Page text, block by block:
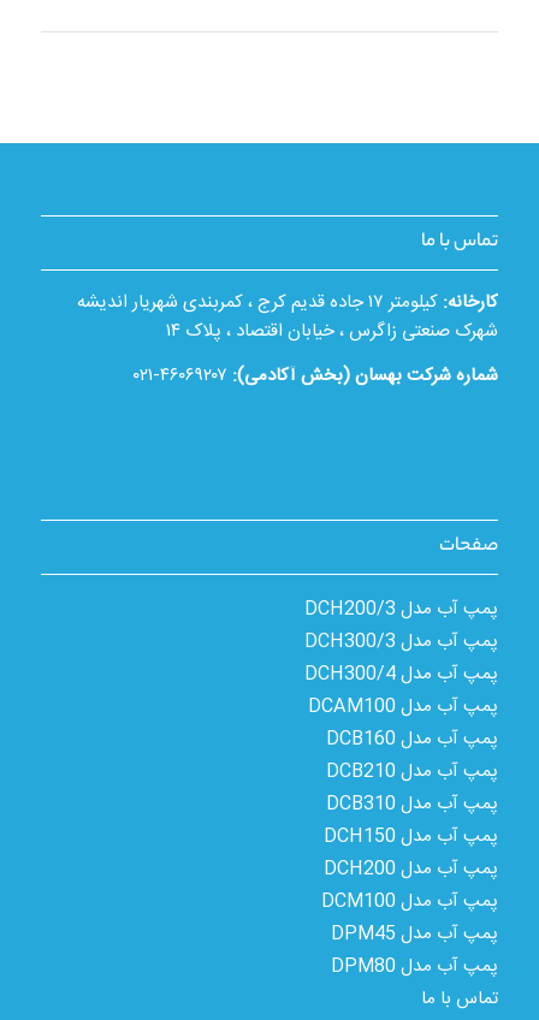
تماس با ما
کارخانه:
کیلومتر ۱۷ جاده قدیم کرج ، کمربندی شهریار اندیشه
شهرک صنعتی زاگرس ، خیابان اقتصاد ، پلاک ۱۴
شماره شرکت بهسان (بخش آکادمی): ۴۶۰۶۹۲۰۷-۰۲۱
صفحات
پمپ آب مدل 3/DCH200
پمپ آب مدل 3/DCH300
پمپ آب مدل 4/DCH300
پمپ آب مدل DCAM100
پمپ آب مدل DCB160
پمپ آب مدل DCB210
پمپ آب مدل DCB310
پمپ آب مدل DCH150
پمپ آب مدل DCH200
پمپ آب مدل DCM100
پمپ آب مدل DPM45
پمپ آب مدل DPM80
تماس با ما